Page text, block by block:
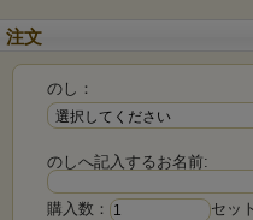
注文
のし：
のしへ記入するお名前:
購入数： セット